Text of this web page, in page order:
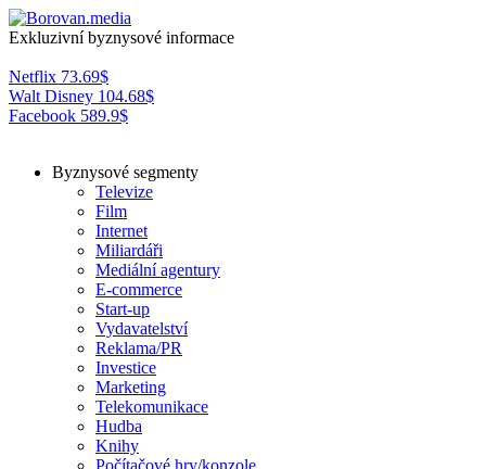
Exkluzivní byznysové informace
Netflix 73.69$
Walt Disney 104.68$
Facebook 589.9$
Byznysové segmenty
Televize
Film
Internet
Miliardáři
Mediální agentury
E-commerce
Start-up
Vydavatelství
Reklama/PR
Investice
Marketing
Telekomunikace
Hudba
Knihy
Počítačové hry/konzole